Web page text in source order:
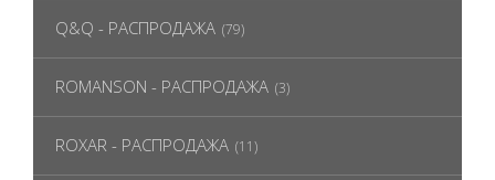
Q&Q - РАСПРОДАЖА (79)
ROMANSON - РАСПРОДАЖА (3)
ROXAR - РАСПРОДАЖА (11)